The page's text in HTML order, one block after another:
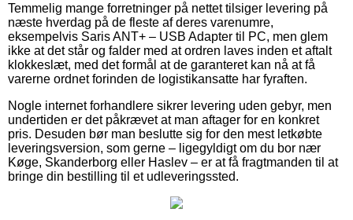
Temmelig mange forretninger på nettet tilsiger levering på
næste hverdag på de fleste af deres varenumre,
eksempelvis Saris ANT+ – USB Adapter til PC, men glem
ikke at det står og falder med at ordren laves inden et aftalt
klokkeslæt, med det formål at de garanteret kan nå at få
varerne ordnet forinden de logistikansatte har fyraften.
Nogle internet forhandlere sikrer levering uden gebyr, men
undertiden er det påkrævet at man aftager for en konkret
pris. Desuden bør man beslutte sig for den mest letkøbte
leveringsversion, som gerne – ligegyldigt om du bor nær
Køge, Skanderborg eller Haslev – er at få fragtmanden til at
bringe din bestilling til et udleveringssted.